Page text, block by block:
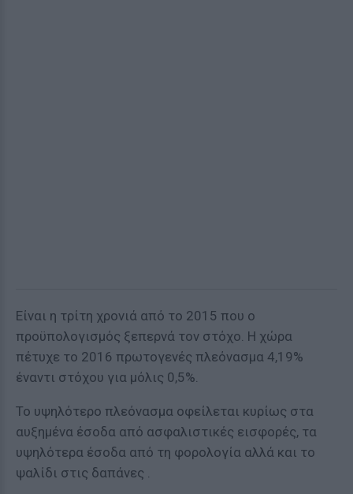
Είναι η τρίτη χρονιά από το 2015 που ο
προϋπολογισμός ξεπερνά τον στόχο. Η χώρα
πέτυχε το 2016 πρωτογενές πλεόνασμα 4,19%
έναντι στόχου για μόλις 0,5%.
Το υψηλότερο πλεόνασμα οφείλεται κυρίως στα
αυξημένα έσοδα από ασφαλιστικές εισφορές, τα
υψηλότερα έσοδα από τη φορολογία αλλά και το
ψαλίδι στις δαπάνες .